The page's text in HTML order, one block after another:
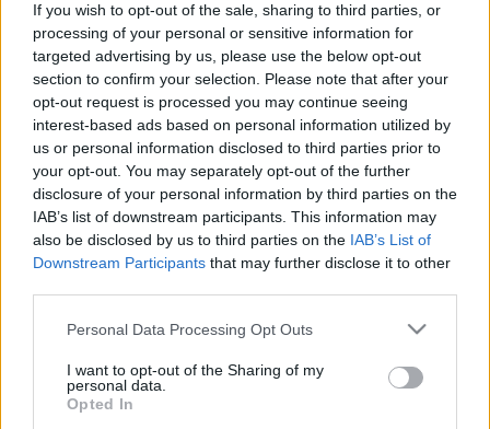
If you wish to opt-out of the sale, sharing to third parties, or
processing of your personal or sensitive information for
targeted advertising by us, please use the below opt-out
section to confirm your selection. Please note that after your
opt-out request is processed you may continue seeing
interest-based ads based on personal information utilized by
us or personal information disclosed to third parties prior to
your opt-out. You may separately opt-out of the further
disclosure of your personal information by third parties on the
IAB’s list of downstream participants. This information may
also be disclosed by us to third parties on the IAB’s List of
Downstream Participants that may further disclose it to other
Please note that this website/app uses one or more Google
not limited to your visit or usage behaviour. You may click to
grant or deny consent to Google and its third-party tags to
use your data for below specified purposes in below Google
Personal Data Processing Opt Outs
I want to opt-out of the Sharing of my
personal data.
Opted In
Valamiért minden maszkkidobásnál Petrarca jut
eszembe, a 162. szonett, Sárközi György
fordításában: Ti szerencsés füvek, boldog virágok,
kiken tapos mélázgató madonnám. Persze, valaha
nagyon tetszett ez a világfelfogás, mekkora mázli, ha
valakit Petrarca madonnája tipor el. Vajon Goethe
ismerte? És lelkiismeret furdalás nélkül elcsórta a
Das Veilchenhez? Petrarcánál mindenesetre jobban
is tetszett volna, ha kiken helyett kiket lett volna a
magyar változat, meg ha tudnám, hogyan is kell
mélázgatni. Azt hinné az ember, hogy ez valami
általános állapot, nem bírja a gyakorító képzőt. Nem
mondjak, a szonett végén három „is” a rím, amit
semmi nem indokol, legalábbis az eredeti biztosan